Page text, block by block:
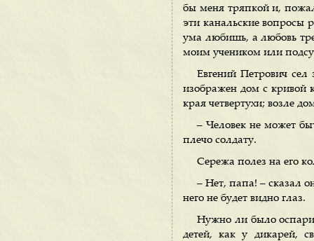
бы меня тряпкой и,
эти канальские вопросы
ума любишь, а любовь
моим учеником или
Евгений Петрович
изображен дом с кривой
края четвертухи; возле
– Человек не может
плечо солдату.
Сережа полез на его
– Нет, папа! – сказал
него не будет видно глаз.
Нужно ли было
детей, как у дикарей,